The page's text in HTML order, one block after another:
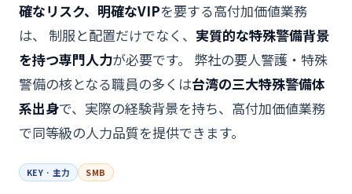
確なリスク、明確なVIPを要する高付加価値業務
は、 制服と配置だけでなく、 実質的な特殊警備背景
を持つ専門人力が必要です。 弊社の要人警護・特殊
警備の核となる職員の多くは台湾の三大特殊警備体
系出身で、実際の経験背景を持ち、高付加価値業務
で同等級の人力品質を提供できます。
KEY · 主力 SMB